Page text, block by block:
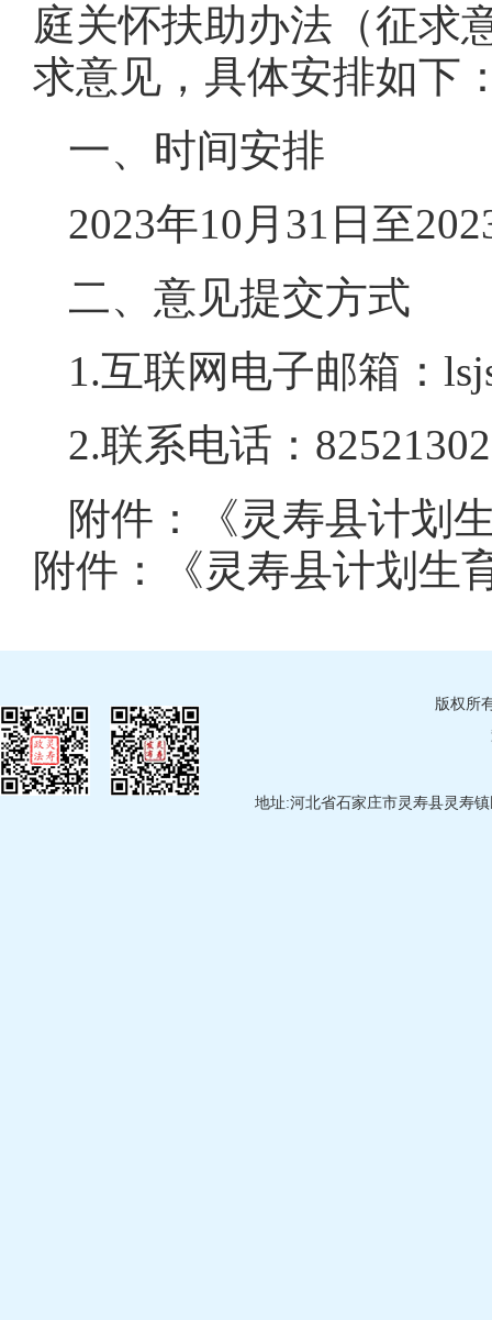
庭关怀扶助办法（征求
求意见，具体安排如下
一、时间安排
2023年10月31日至
二、意见提交方式
1.互联网电子邮箱：
2.联系电话：82521302
附件：《灵寿县计划
附件：
《灵寿县计划